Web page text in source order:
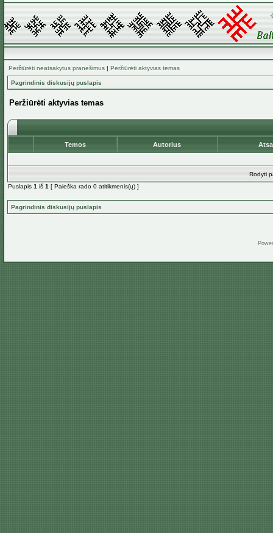
Peržiūrėti neatsakytus pranešimus | Peržiūrėti aktyvias temas
Pagrindinis diskusijų puslapis
Peržiūrėti aktyvias temas
Temos Autorius
Rodyti
Puslapis 1 iš 1 [ Paieška rado 0 atitikmenis(ų) ]
Pagrindinis diskusijų puslapis